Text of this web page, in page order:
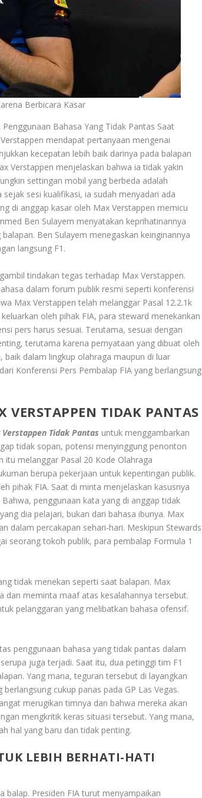
Berbicara Kasar
Bahasa Yang Tidak Pantas Saat
mendapat pertanyaan mengenai
kecepatan lebih baik darinya pada balapan
Verstappen menjelaskan bahwa ia tidak yakin
settingan mobil yang berbeda adalah
sesi kualifikasi, ia sudah menyadari ada
di anggap kasar oleh Max Verstappen memicu
Ben Sulayem menyatakan keprihatinannya
Ben Sulayem menegaskan keinginannya
langsung F1.
tindakan tegas terhadap Max Verstappen.
dalam forum publik resmi seperti konferensi
Max Verstappen telah melanggar Pasal 12.2.1k
oleh pihak FIA, para steward menekankan
pers harus sesuai. Terutama, sesuai dengan
terutama karena pernyataan yang dibuat oleh
dalam lingkup olahraga maupun di luar
Konferensi Pers Pembalap FIA yang berlangsung
TIDAK PANTAS
Tidak Pantas untuk menggambarkan
tidak sopan, potensi menyinggung penonton
itu melanggar Pasal 20 Kode Olahraga
berupa pekerjaan untuk kepentingan publik.
pihak FIA. Saat di minta menjelaskan kasusnya
penggunaan kata yang di anggap tidak
dia pelajari, bukan dari bahasa ibunya. Max
dalam percakapan sehari-hari. Meskipun Stewards
seorang tokoh publik, para pembalap Formula 1
tidak menekan seperti saat balapan. Max
dan meminta maaf atas kesalahannya tersebut.
pelanggaran yang melibatkan bahasa ofensif.
penggunaan bahasa yang tidak pantas dalam
juga terjadi. Saat itu, dua petinggi tim F1
Yang mana, teguran tersebut di layangkan
cukup panas pada GP Las Vegas.
merugikan timnya dan bahwa mereka akan
mengkritik keras situasi tersebut. Yang mana,
hal yang baru dan tidak penting.
LEBIH BERHATI-HATI
balap. Presiden FIA turut menyampaikan